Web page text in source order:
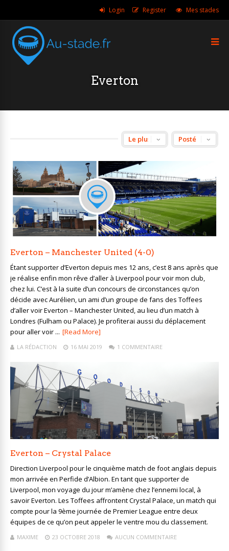
Login Register Mes stades
Everton
Everton – Manchester United (4-0)
Étant supporter d’Everton depuis mes 12 ans, c’est 8 ans après que
je réalise enfin mon rêve d’aller à Liverpool pour voir mon club,
chez lui. C’est à la suite d’un concours de circonstances qu’on
décide avec Aurélien, un ami d’un groupe de fans des Toffees
d’aller voir Everton – Manchester United, au lieu d’un match à
Londres (Fulham ou Palace). Je profiterai aussi du déplacement
pour aller voir ... [Read More]
LA RÉDACTION 16 MAI 2019 1 COMMENTAIRE
Everton – Crystal Palace
Direction Liverpool pour le cinquième match de foot anglais depuis
mon arrivée en Perfide d’Albion. En tant que supporter de
Liverpool, mon voyage du jour m’amène chez l’ennemi local, à
savoir Everton. Les Toffees affrontent Crystal Palace, un match qui
compte pour la 9ème journée de Premier League entre deux
équipes de ce qu’on peut appeler le ventre mou du classement.
MAXIME 23 OCTOBRE 2018 AUCUN COMMENTAIRE